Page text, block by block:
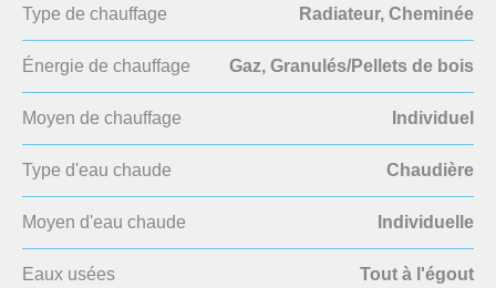
Type de chauffage Radiateur, Cheminée
Énergie de chauffage Gaz, Granulés/Pellets de bois
Moyen de chauffage Individuel
Type d'eau chaude Chaudière
Moyen d'eau chaude Individuelle
Eaux usées Tout à l'égout